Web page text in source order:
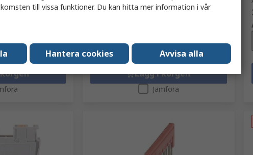
124,43 kr
Lägg i korgen
Jämföra
till vissa funktioner. Du kan hitta mer information i vår
Hantera cookies Avvisa alla